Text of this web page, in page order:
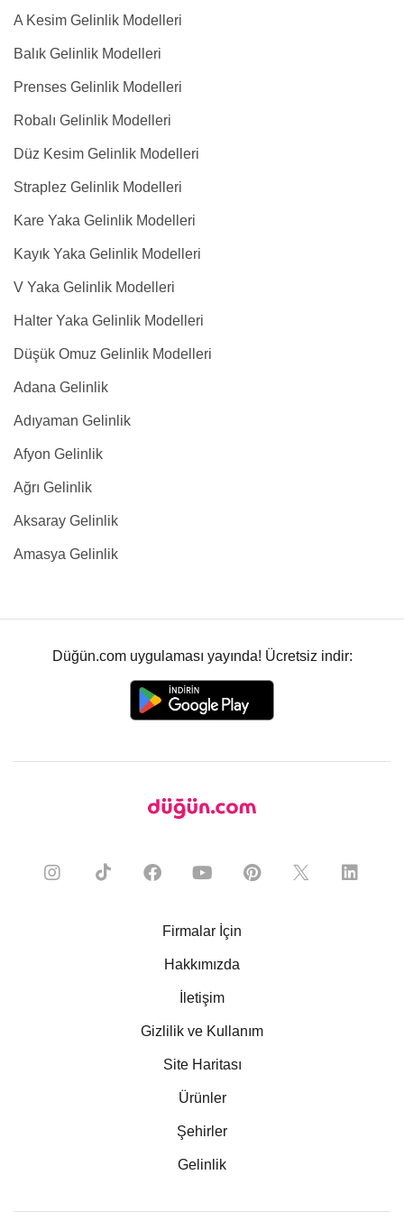
A Kesim Gelinlik Modelleri
Balık Gelinlik Modelleri
Prenses Gelinlik Modelleri
Robalı Gelinlik Modelleri
Düz Kesim Gelinlik Modelleri
Straplez Gelinlik Modelleri
Kare Yaka Gelinlik Modelleri
Kayık Yaka Gelinlik Modelleri
V Yaka Gelinlik Modelleri
Halter Yaka Gelinlik Modelleri
Düşük Omuz Gelinlik Modelleri
Adana Gelinlik
Adıyaman Gelinlik
Afyon Gelinlik
Ağrı Gelinlik
Aksaray Gelinlik
Amasya Gelinlik
Düğün.com uygulaması yayında! Ücretsiz indir:
Firmalar İçin
Hakkımızda
İletişim
Gizlilik ve Kullanım
Site Haritası
Ürünler
Şehirler
Gelinlik